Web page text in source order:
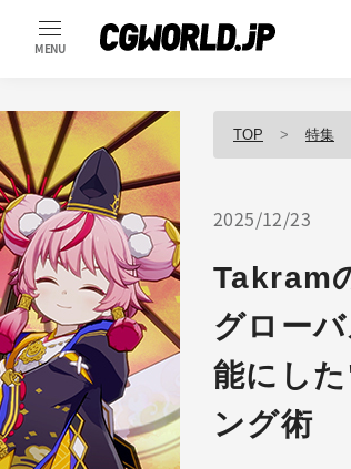
MENU
TOP 特集
2025/12/23
Takram
グロー
能にし
ング術